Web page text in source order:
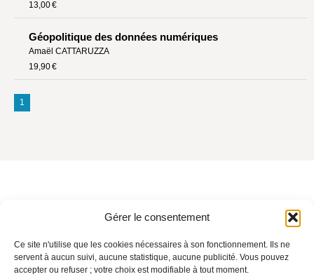
Gérer le consentement
Ce site n'utilise que les cookies nécessaires à son fonctionnement. Ils ne
servent à aucun suivi, aucune statistique, aucune publicité. Vous pouvez
accepter ou refuser ; votre choix est modifiable à tout moment.
13,00 €
Géopolitique des données numériques
Amaël CATTARUZZA
19,90 €
1
CONTACT